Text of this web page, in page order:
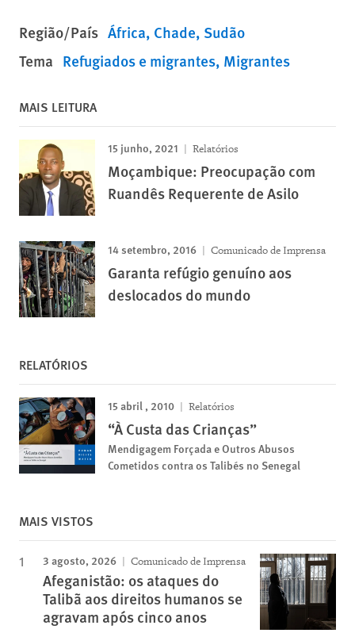
Região/País África Chade Sudão
Tema Refugiados e migrantes Migrantes
MAIS LEITURA
15 junho, 2021 Relatórios
Moçambique: Preocupação com
Ruandês Requerente de Asilo
14 setembro, 2016 Comunicado de Imprensa
Garanta refúgio genuíno aos
deslocados do mundo
RELATÓRIOS
15 abril , 2010 Relatórios
“À Custa das Crianças”
Mendigagem Forçada e Outros Abusos
Cometidos contra os Talibés no Senegal
MAIS VISTOS
3 agosto, 2026 Comunicado de Imprensa
Afeganistão: os ataques do
Talibã aos direitos humanos se
agravam após cinco anos